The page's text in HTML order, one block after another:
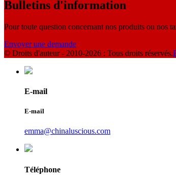
Bulletins d'information
Pour toute question concernant nos produits ou nos
Envoyer une demande
© Droits d'auteur - 2010-2026 : Tous droits réservés.
E-mail
E-mail
emma@chinaluscious.com
Téléphone